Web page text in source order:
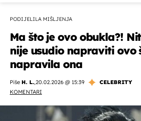
PODIJELILA MIŠLJENJA
Ma što je ovo obukla?!
nije usudio napraviti ovo
napravila ona
Piše H. L.,20.02.2026 @ 15:39
CELEBRITY
KOMENTARI